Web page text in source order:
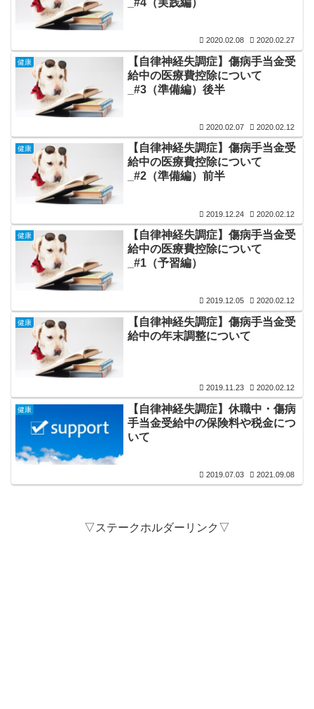
_#4（実践編）
2020.02.08 2020.02.27
健康
【自律神経失調症】傷病手当金受
給中の医療費控除について
_#3（準備編）後半
2020.02.07 2020.02.12
健康
【自律神経失調症】傷病手当金受
給中の医療費控除について
_#2（準備編）前半
2019.12.24 2020.02.12
健康
【自律神経失調症】傷病手当金受
給中の医療費控除について
_#1（予習編）
2019.12.05 2020.02.12
健康
【自律神経失調症】傷病手当金受
給中の年末調整について
2019.11.23 2020.02.12
健康
【自律神経失調症】休職中・傷病
手当金受給中の保険料や税金につ
いて
2019.07.03 2021.09.08
▽ステークホルダーリンク▽